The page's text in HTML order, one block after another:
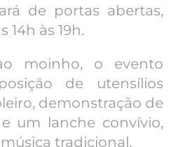
de portas abertas,
14h às 19h.
moinho, o evento
de utensílios
demonstração de
um lanche convívio,
tradicional.